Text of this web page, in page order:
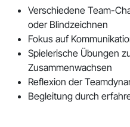
Verschiedene Team-
oder Blindzeichnen
Fokus auf
Spielerische Übungen
Zusammenwachsen
Reflexion der
Begleitung durch